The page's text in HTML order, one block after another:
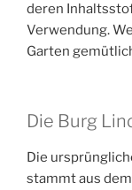
deren
Verwendung.
Garten
Die Burg
Die
stammt aus dem